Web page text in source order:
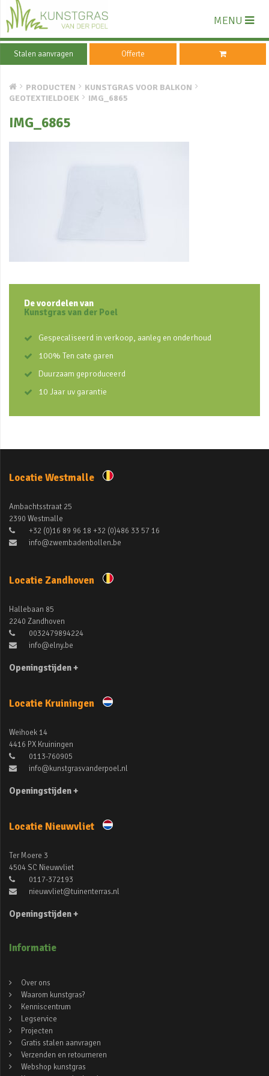
MENU
Stalen aanvragen Offerte
PRODUCTEN
KUNSTGRAS VOOR BALKON
GEOTEXTIELDOEK
IMG_6865
IMG_6865
De voordelen van
Kunstgras van der Poel
Gespecaliseerd in verkoop, aanleg en onderhoud
100% Ten cate garen
Duurzaam geproduceerd
10 Jaar uv garantie
Locatie Westmalle
Ambachtsstraat 25
2390 Westmalle
+32 (0)16 89 96 18 +32 (0)486 33 57 16
info@zwembadenbollen.be
Locatie Zandhoven
Hallebaan 85
2240 Zandhoven
0032479894224
info@elny.be
Openingstijden +
Locatie Kruiningen
Weihoek 14
4416 PX Kruiningen
0113-760905
info@kunstgrasvanderpoel.nl
Openingstijden +
Locatie Nieuwvliet
Ter Moere 3
4504 SC Nieuwvliet
0117-372193
nieuwvliet@tuinenterras.nl
Openingstijden +
Informatie
Over ons
Waarom kunstgras?
Kenniscentrum
Legservice
Projecten
Gratis stalen aanvragen
Verzenden en retourneren
Webshop kunstgras